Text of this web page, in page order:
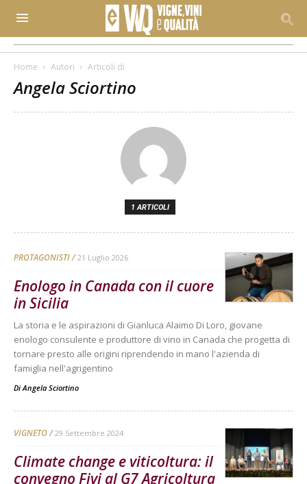
Home Autori Articoli di
Angela Sciortino
1 ARTICOLI
PROTAGONISTI 21 Luglio 2026
Enologo in Canada con il cuore
in Sicilia
La storia e le aspirazioni di Gianluca Alaimo Di Loro, giovane
enologo consulente e produttore di vino in Canada che progetta di
tornare presto alle origini riprendendo in mano l'azienda di
famiglia nell'agrigentino
DiAngela Sciortino
VIGNETO 29 Settembre 2024
Climate change e viticoltura: il
convegno Fivi al G7 Agricoltura